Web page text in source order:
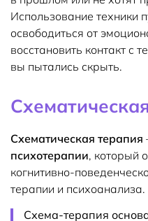
Использование техники
освободиться от
восстановить контакт с
вы пытались скрыть.
Схематическая терапия
психотерапии, который
когнитивно-
терапии и психоанализа.
Схема-терапия